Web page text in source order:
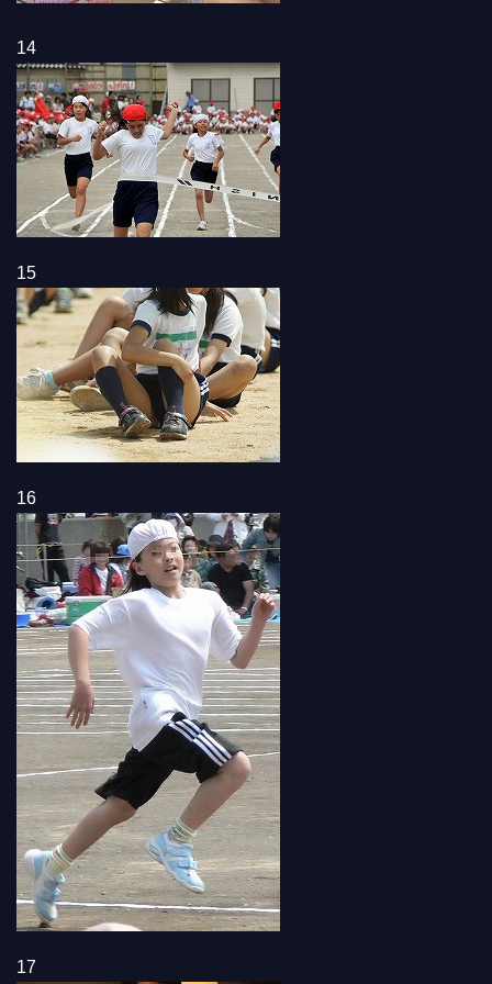
14
15
16
17